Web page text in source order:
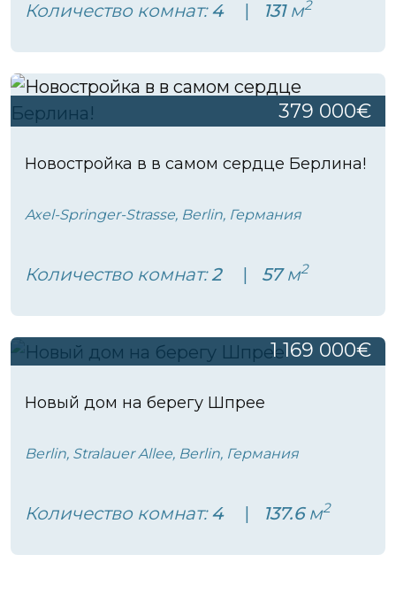
Количество комнат:4 131м2
379 000€
Новостройка в в самом сердце Берлина!
Axel-Springer-Strasse, Berlin, Германия
Количество комнат:2 57м2
1 169 000€
Новый дом на берегу Шпрее
Berlin, Stralauer Allee, Berlin, Германия
Количество комнат:4 137.6м2